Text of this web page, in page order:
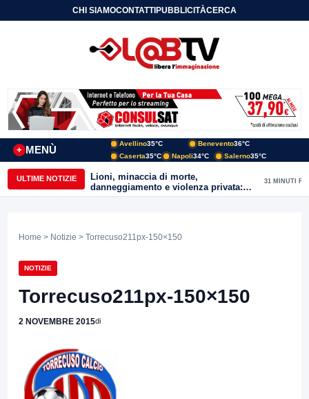
CHI SIAMOCONTATTIPUBBLICITÀCERCA
MENÙ
+
Avellino35°C Benevento36°C
Caserta35°C Napoli34°C Salerno35°C
ULTIME NOTIZIE
Lioni, minaccia di morte,
danneggiamento e violenza privata:
47enne arrestato dai Carabinieri
31 MINUTI FA
Home > Notizie > Torrecuso211px-150×150
NOTIZIE
Torrecuso211px-150×150
2 NOVEMBRE 2015di